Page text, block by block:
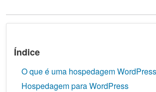
Índice
O que é uma hospedagem
Hospedagem para WordPress